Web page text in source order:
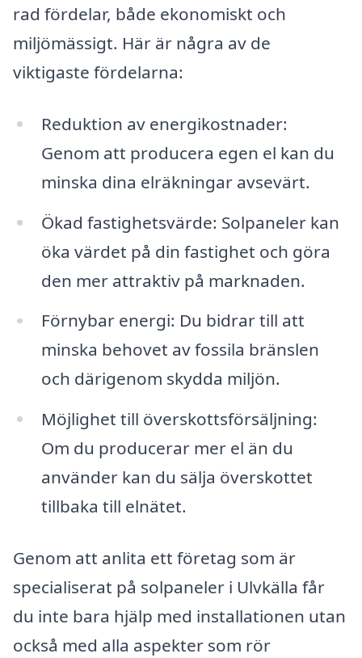
rad fördelar, både ekonomiskt och
miljömässigt. Här är några av de
viktigaste fördelarna:
Reduktion av energikostnader:
Genom att producera egen el kan du
minska dina elräkningar avsevärt.
Ökad fastighetsvärde: Solpaneler kan
öka värdet på din fastighet och göra
den mer attraktiv på marknaden.
Förnybar energi: Du bidrar till att
minska behovet av fossila bränslen
och därigenom skydda miljön.
Möjlighet till överskottsförsäljning:
Om du producerar mer el än du
använder kan du sälja överskottet
tillbaka till elnätet.
Genom att anlita ett företag som är
specialiserat på solpaneler i Ulvkälla får
du inte bara hjälp med installationen utan
också med alla aspekter som rör